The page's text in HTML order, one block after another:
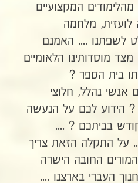
המקצועיים
לועזית, מלחמה
לשפתנו .... האמנם
מוסדותינו הלאומיים
בית הספר ?
אנשי נהלל, חלוצי
? הידוע לכם על הנעשה
בביתכם ? ....
על התקלה הזאת צריך
החובה הישרה
העברי בארצנו ....